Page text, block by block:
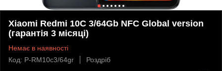
Xiaomi Redmi 10C 3/64Gb NFC Global version
(гарантія 3 місяці)
Немає в наявності
Код: P-RM10c3/64gr
Роздріб